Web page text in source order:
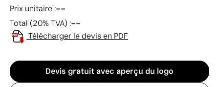
Prix unitaire :--
Total (20% TVA) :--
Télécharger le devis en PDF
Devis gratuit avec aperçu du logo